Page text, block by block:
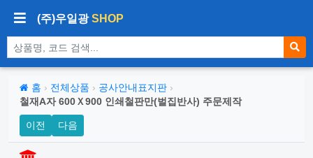
(주)우일광SHOP
상품 검색
홈 › 전체상품 › 공사안내표지판 ›
철재A자 600Ｘ900 인쇄철판만(벌집반사) 주문제작
이전 다음